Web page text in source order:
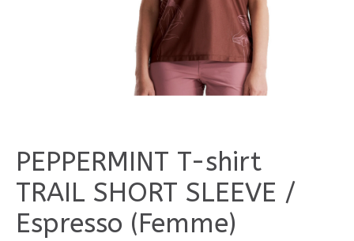
PEPPERMINT T-shirt
TRAIL SHORT SLEEVE /
Espresso (Femme)